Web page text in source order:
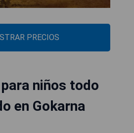
PRECIOS
niños todo
en Gokarna